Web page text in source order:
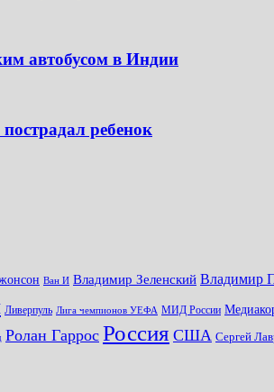
автобусом в Индии
ребенок
Ван И Владимир Зеленский Владимир
Ливерпуль Лига чемпионов УЕФА МИД России
Ролан Гаррос Россия США Сергей